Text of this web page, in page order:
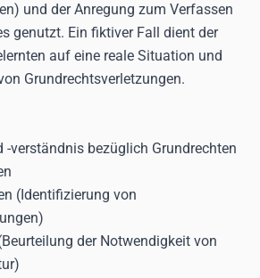
und der Anregung zum Verfassen
genutzt. Ein fiktiver Fall dient der
auf eine reale Situation und
Grundrechtsverletzungen.
-verständnis bezüglich Grundrechten
(Identifizierung von
der Notwendigkeit von